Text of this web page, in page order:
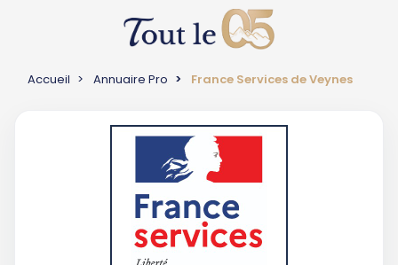
Accueil Annuaire Pro France Services de Veynes